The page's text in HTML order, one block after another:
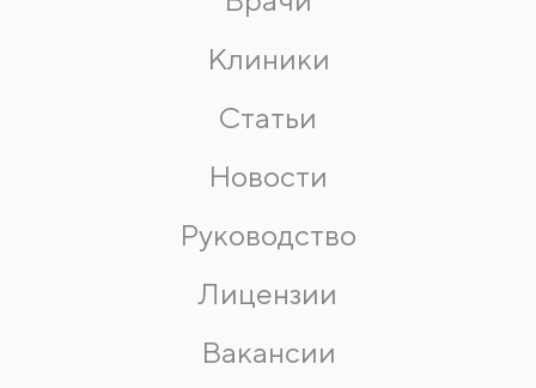
Клиники
Статьи
Новости
Руководство
Лицензии
Вакансии